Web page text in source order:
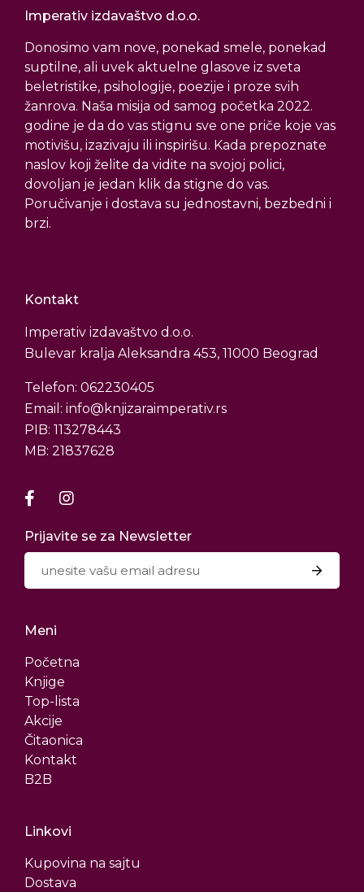
Imperativ izdavaštvo d.o.o.
Donosimo vam nove, ponekad smele, ponekad
suptilne, ali uvek aktuelne glasove iz sveta
beletristike, psihologije, poezije i proze svih
žanrova. Naša misija od samog početka 2022.
godine je da do vas stignu sve one priče koje vas
motivišu, izazivaju ili inspirišu. Kada prepoznate
naslov koji želite da vidite na svojoj polici,
dovoljan je jedan klik da stigne do vas.
Poručivanje i dostava su jednostavni, bezbedni i
brzi.
Kontakt
Imperativ izdavaštvo d.o.o.
Bulevar kralja Aleksandra 453, 11000 Beograd
Telefon: 062230405
Email: info@knjizaraimperativ.rs
PIB: 113278443
MB: 21837628
Prijavite se za Newsletter
Meni
Početna
Knjige
Top-lista
Akcije
Čitaonica
Kontakt
B2B
Linkovi
Kupovina na sajtu
Dostava